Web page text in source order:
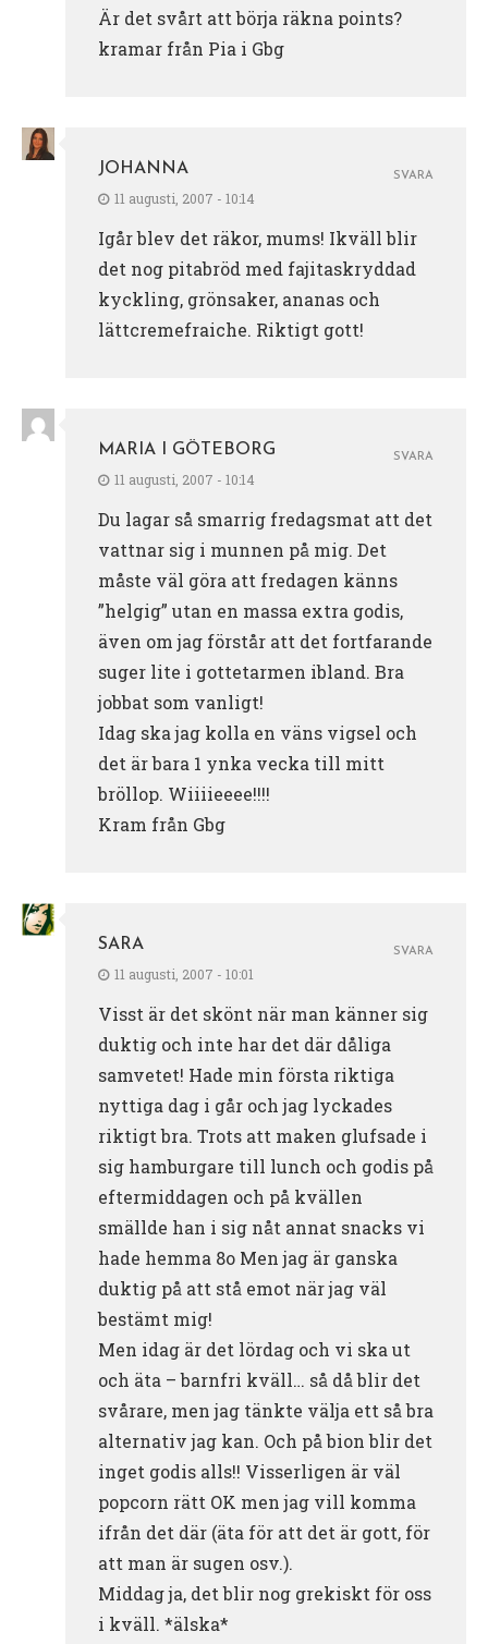
Är det svårt att börja räkna points?
kramar från Pia i Gbg
JOHANNA
11 augusti, 2007 - 10:14
Igår blev det räkor, mums! Ikväll blir
det nog pitabröd med fajitaskryddad
kyckling, grönsaker, ananas och
lättcremefraiche. Riktigt gott!
SVARA
MARIA I GÖTEBORG
11 augusti, 2007 - 10:14
Du lagar så smarrig fredagsmat att det
vattnar sig i munnen på mig. Det
måste väl göra att fredagen känns
”helgig” utan en massa extra godis,
även om jag förstår att det fortfarande
suger lite i gottetarmen ibland. Bra
jobbat som vanligt!
Idag ska jag kolla en väns vigsel och
det är bara 1 ynka vecka till mitt
bröllop. Wiiiieeee!!!!
Kram från Gbg
SVARA
SARA
11 augusti, 2007 - 10:01
Visst är det skönt när man känner sig
duktig och inte har det där dåliga
samvetet! Hade min första riktiga
nyttiga dag i går och jag lyckades
riktigt bra. Trots att maken glufsade i
sig hamburgare till lunch och godis på
eftermiddagen och på kvällen
smällde han i sig nåt annat snacks vi
hade hemma 8o Men jag är ganska
duktig på att stå emot när jag väl
bestämt mig!
Men idag är det lördag och vi ska ut
och äta – barnfri kväll… så då blir det
svårare, men jag tänkte välja ett så bra
alternativ jag kan. Och på bion blir det
inget godis alls!! Visserligen är väl
popcorn rätt OK men jag vill komma
ifrån det där (äta för att det är gott, för
att man är sugen osv.).
Middag ja, det blir nog grekiskt för oss
i kväll. *älska*
SVARA